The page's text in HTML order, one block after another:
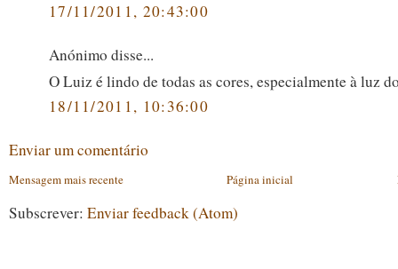
17/11/2011, 20:43:00
Anónimo disse...
O Luiz é lindo de todas as cores, especialmente à luz
18/11/2011, 10:36:00
Enviar um comentário
Mensagem mais recente Página inicial
Subscrever: Enviar feedback (Atom)